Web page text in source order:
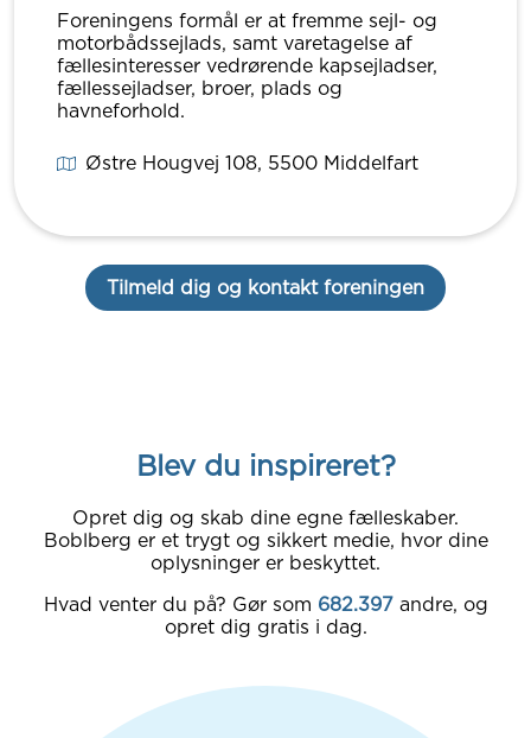
Foreningens formål er at fremme sejl- og
motorbådssejlads, samt varetagelse af
fællesinteresser vedrørende kapsejladser,
fællessejladser, broer, plads og
havneforhold.
Østre Hougvej 108, 5500Middelfart
Tilmeld dig og kontakt foreningen
Blev du inspireret?
Opret dig og skab dine egne fælleskaber.
Boblberg er et trygt og sikkert medie, hvor dine
oplysninger er beskyttet.
Hvad venter du på? Gør som 682.397 andre, og
opret dig gratis i dag.